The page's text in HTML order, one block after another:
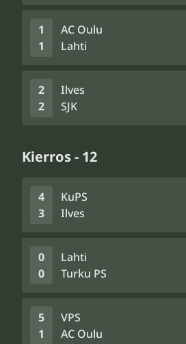
1
1
AC Oulu
Lahti
2
2
Ilves
SJK
Kierros - 12
4
3
KuPS
Ilves
0
0
Lahti
Turku PS
5
1
VPS
AC Oulu